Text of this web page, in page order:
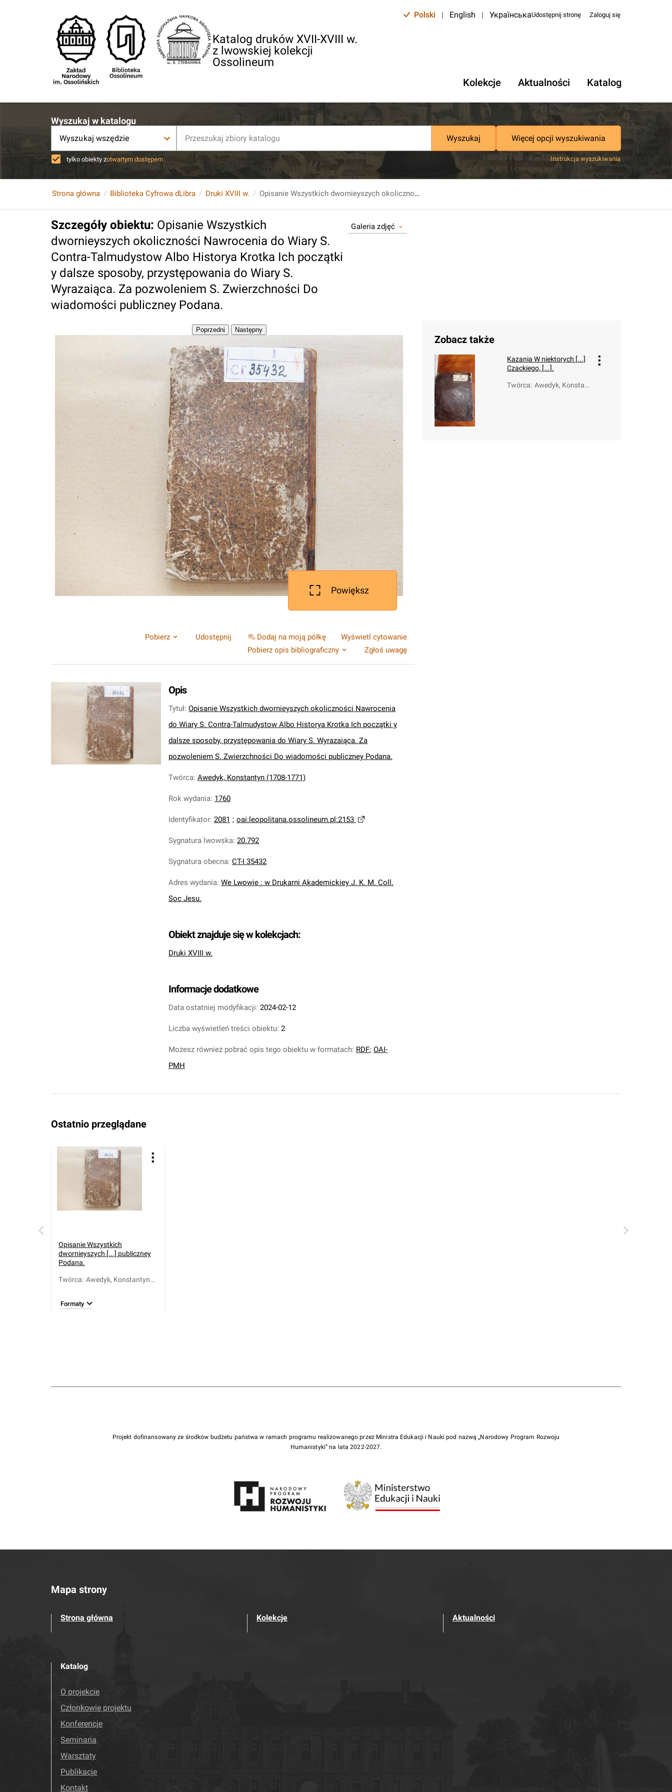
Katalog druków XVII-XVIII w.
z lwowskiej kolekcji
Ossolineum
Polski | English | УкраїнськаUdostępnij stronę Zaloguj się
Kolekcje Aktualności Katalog
Wyszukaj w katalogu
Wyszukaj wszędzie Wyszukaj Więcej opcji wyszukiwania
tylko obiekty zotwartym dostępem Instrukcja wyszukiwania
Strona główna Biblioteka Cyfrowa dLibra Druki XVIII w. Opisanie Wszystkich dwornieyszych okoliczności Nawrocenia do Wiary S. Contra-Talmudystow Albo Historya Krotka Ich początki y dalsze sposoby, przystępowania do Wiary S. Wyrazaiąca. Za pozwoleniem S. Zwierzchności Do wiadomości publiczney Podana.
Szczegóły obiektu: Opisanie Wszystkich
dwornieyszych okoliczności Nawrocenia do Wiary S.
Contra-Talmudystow Albo Historya Krotka Ich początki
y dalsze sposoby, przystępowania do Wiary S.
Wyrazaiąca. Za pozwoleniem S. Zwierzchności Do
wiadomości publiczney Podana.
Galeria zdjęć
Powiększ
Pobierz Udostępnij Dodaj na moją półkę
Wyświetl cytowanie
Pobierz opis bibliograficzny
Zgłoś uwagę
Opis
Tytuł: Opisanie Wszystkich dwornieyszych okoliczności Nawrocenia
do Wiary S. Contra-Talmudystow Albo Historya Krotka Ich początki y
dalsze sposoby, przystępowania do Wiary S. Wyrazaiąca. Za
pozwoleniem S. Zwierzchności Do wiadomości publiczney Podana.
Twórca: Awedyk, Konstantyn (1708-1771)
Rok wydania: 1760
Identyfikator: 2081 ; oai:leopolitana.ossolineum.pl:2153
Sygnatura lwowska: 20.792
Sygnatura obecna: CT-I 35432
Adres wydania: We Lwowie : w Drukarni Akademickiey J. K. M. Coll.
Soc Jesu.
Obiekt znajduje się w kolekcjach:
Druki XVIII w.
Informacje dodatkowe
Data ostatniej modyfikacji: 2024-02-12
Liczba wyświetleń treści obiektu: 2
Możesz również pobrać opis tego obiektu w formatach: RDF; OAI-
PMH
Zobacz także
Kazania W niektorych [...]
Czackiego, [...].
Twórca: Awedyk, Konstant
Ostatnio przeglądane
Opisanie Wszystkich
dwornieyszych [...] publiczney
Podana.
Twórca: Awedyk, Konstantyn
Formaty
Projekt dofinansowany ze środków budżetu państwa w ramach programu realizowanego przez Ministra Edukacji i Nauki pod nazwą „Narodowy Program Rozwoju
Humanistyki” na lata 2022-2027.
Mapa strony
Strona główna Kolekcje Aktualności
Katalog
O projekcie
Członkowie projektu
Konferencje
Seminaria
Warsztaty
Publikacje
Kontakt